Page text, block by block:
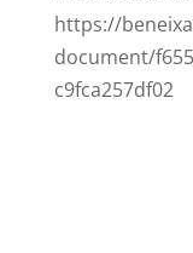
https://
document/
c9fca257df02